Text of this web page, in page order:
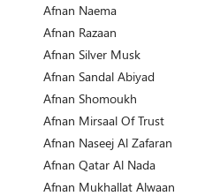
Afnan Naema
Afnan Razaan
Afnan Silver Musk
Afnan Sandal Abiyad
Afnan Shomoukh
Afnan Mirsaal Of Trust
Afnan Naseej Al Zafaran
Afnan Qatar Al Nada
Afnan Mukhallat Alwaan